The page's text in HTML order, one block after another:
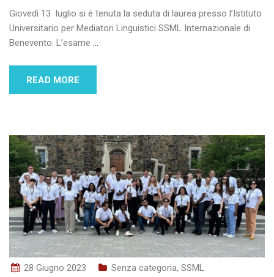
Giovedì 13 luglio si è tenuta la seduta di laurea presso l’Istituto
Universitario per Mediatori Linguistici SSML Internazionale di
Benevento. L’esame
READ MORE
28 Giugno 2023 Senza categoria, SSML